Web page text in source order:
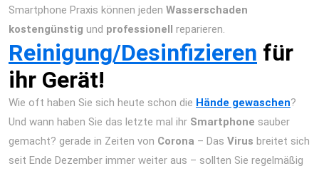
Smartphone Praxis können jeden Wasserschaden
kostengünstig und professionell reparieren.
Reinigung/Desinfizieren für
ihr Gerät!
Wie oft haben Sie sich heute schon die Hände gewaschen?
Und wann haben Sie das letzte mal ihr Smartphone sauber
gemacht? gerade in Zeiten von Corona – Das Virus breitet sich
seit Ende Dezember immer weiter aus – sollten Sie regelmäßig